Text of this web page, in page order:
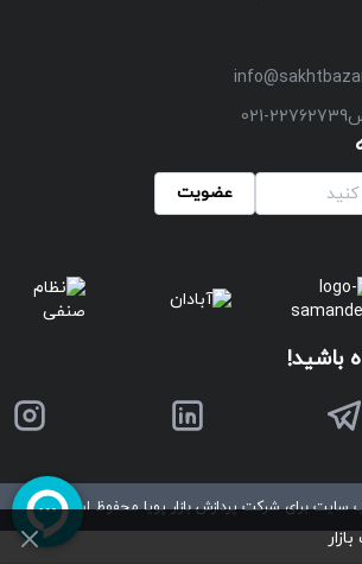
021-22762739
عضویت
باشید!
برای شرکت پردازش بازار پویا محفوظ است©